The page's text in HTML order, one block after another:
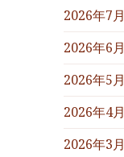
2026年7月
2026年6月
2026年5月
2026年4月
2026年3月